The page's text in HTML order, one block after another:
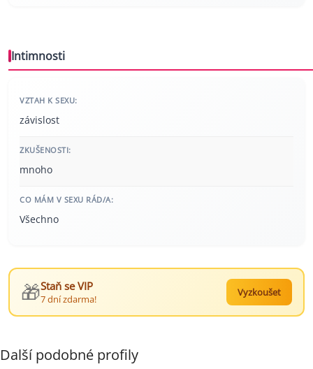
Intimnosti
VZTAH K SEXU:
závislost
ZKUŠENOSTI:
mnoho
CO MÁM V SEXU RÁD/A:
Všechno
🎁Staň se VIP
7 dní zdarma!
Vyzkoušet
Další podobné profily